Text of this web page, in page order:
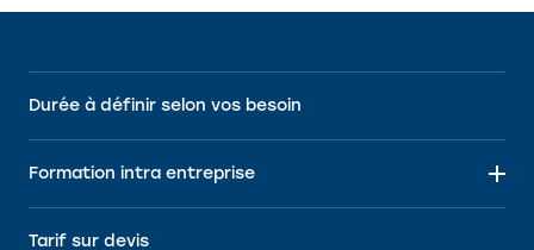
Durée à définir selon vos besoin
Formation intra entreprise
Tarif sur devis